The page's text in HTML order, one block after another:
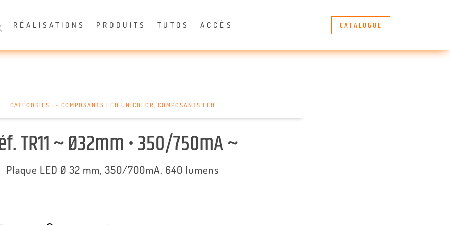
RÉALISATIONS PRODUITS TUTOS ACCÈS CATALOGUE
CATÉGORIES : ~ COMPOSANTS LED UNICOLOR, COMPOSANTS LED
TR11 ~ Ø32mm • 350/750mA ~
Plaque LED Ø 32 mm, 350/700mA, 640 lumens